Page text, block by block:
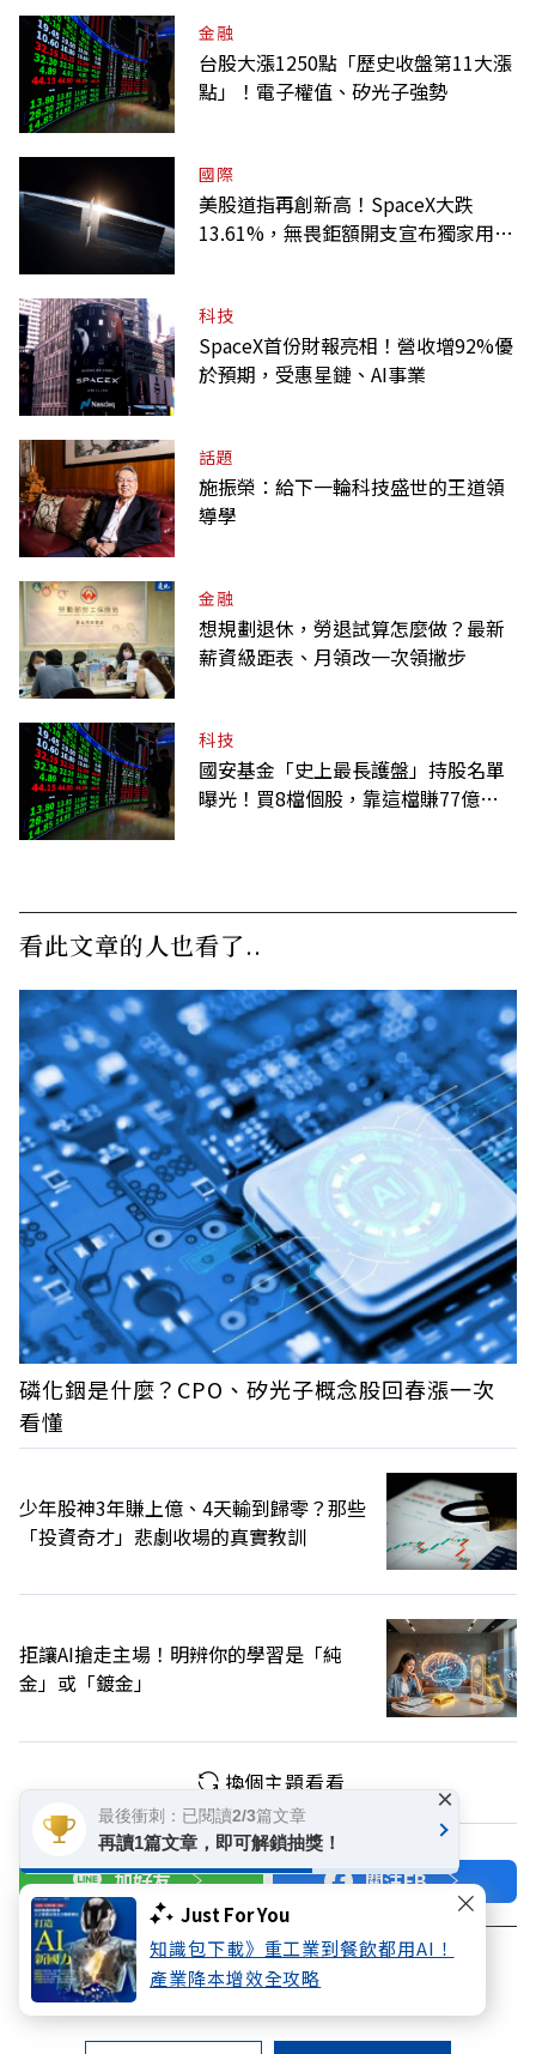
Just For You
知識包下載》重工業到餐飲都用AI！
產業降本增效全攻略
金融
台股大漲1250點「歷史收盤第11大漲
點」！電子權值、矽光子強勢
國際
美股道指再創新高！SpaceX大跌
13.61%，無畏鉅額開支宣布獨家用輝
科技
SpaceX首份財報亮相！營收增92%優
於預期，受惠星鏈、AI事業
話題
施振榮：給下一輪科技盛世的王道領
導學
金融
想規劃退休，勞退試算怎麼做？最新
薪資級距表、月領改一次領撇步
科技
國安基金「史上最長護盤」持股名單
曝光！買8檔個股，靠這檔賺77億最
看此文章的人也看了..
磷化銦是什麼？CPO、矽光子概念股回春漲一次
看懂
少年股神3年賺上億、4天輸到歸零？那些
「投資奇才」悲劇收場的真實教訓
拒讓AI搶走主場！明辨你的學習是「純
金」或「鍍金」
換個主題看看
加好友 關注FB
登入網站會員
最後衝刺：已閱讀2/3篇文章
再讀1篇文章，即可解鎖抽獎！
×